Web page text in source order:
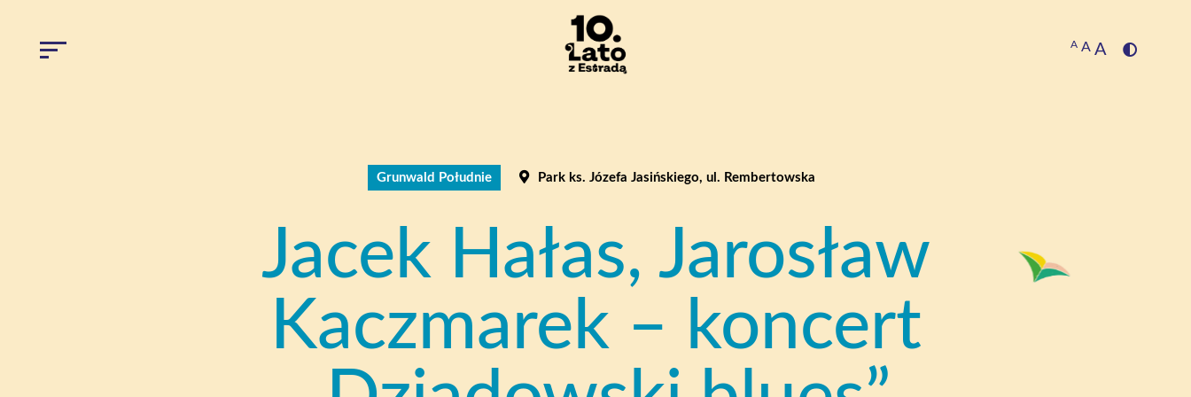
A A A
Grunwald Południe Park ks. Józefa Jasińskiego, ul. Rembertowska
Jacek Hałas, Jarosław
Kaczmarek – koncert